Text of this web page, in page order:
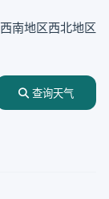
西南地区西北地区
查询天气